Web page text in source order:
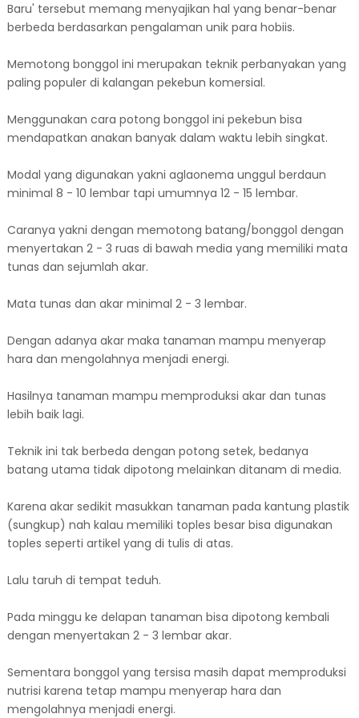
Baru' tersebut memang menyajikan hal yang benar-benar
berbeda berdasarkan pengalaman unik para hobiis.
Memotong bonggol ini merupakan teknik perbanyakan yang
paling populer di kalangan pekebun komersial.
Menggunakan cara potong bonggol ini pekebun bisa
mendapatkan anakan banyak dalam waktu lebih singkat.
Modal yang digunakan yakni aglaonema unggul berdaun
minimal 8 - 10 lembar tapi umumnya 12 - 15 lembar.
Caranya yakni dengan memotong batang/bonggol dengan
menyertakan 2 - 3 ruas di bawah media yang memiliki mata
tunas dan sejumlah akar.
Mata tunas dan akar minimal 2 - 3 lembar.
Dengan adanya akar maka tanaman mampu menyerap
hara dan mengolahnya menjadi energi.
Hasilnya tanaman mampu memproduksi akar dan tunas
lebih baik lagi.
Teknik ini tak berbeda dengan potong setek, bedanya
batang utama tidak dipotong melainkan ditanam di media.
Karena akar sedikit masukkan tanaman pada kantung plastik
(sungkup) nah kalau memiliki toples besar bisa digunakan
toples seperti artikel yang di tulis di atas.
Lalu taruh di tempat teduh.
Pada minggu ke delapan tanaman bisa dipotong kembali
dengan menyertakan 2 - 3 lembar akar.
Sementara bonggol yang tersisa masih dapat memproduksi
nutrisi karena tetap mampu menyerap hara dan
mengolahnya menjadi energi.